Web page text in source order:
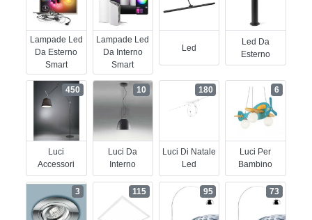
Lampade Led
Da Esterno
Smart
Lampade Led
Da Interno
Smart
Led
Led Da
Esterno
Luci
Accessori
450
Luci Da
Interno
10
Luci Di Natale
Led
180
Luci Per
Bambino
6
3 115 95 73